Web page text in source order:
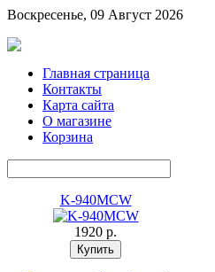
Воскресенье, 09 Август 2026
Главная страница
Контакты
Карта сайта
О магазине
Корзина
K-940MCW
1920 p.